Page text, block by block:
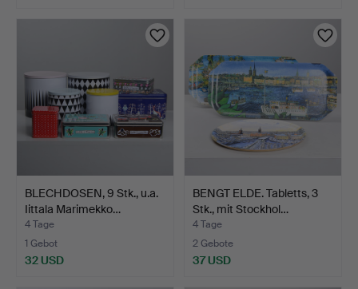
BLECHDOSEN, 9 Stk., u.a.
Iittala Marimekko…
4 Tage
1 Gebot
32 USD
BENGT ELDE. Tabletts, 3
Stk., mit Stockhol…
4 Tage
2 Gebote
37 USD